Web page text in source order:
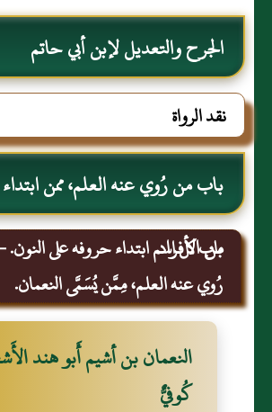
الجرح والتعديل لإبن أبي حاتم
نقد الرواة
باب من رُوي عنه العلم، ممن ابتداء
من الأفراد.
باب كل اسم ابتداء حروفه على
رُوي عنه العلم، مِمَّن يُسَمَّى النعمان.
النعمان بن أشيم أَبو هند
كُوفيٌّ